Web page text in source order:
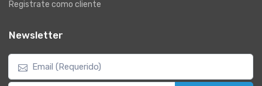
Registrate como cliente
Newsletter